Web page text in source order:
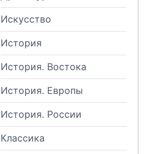
Искусство
История
История. Востока
История. Европы
История. России
Классика